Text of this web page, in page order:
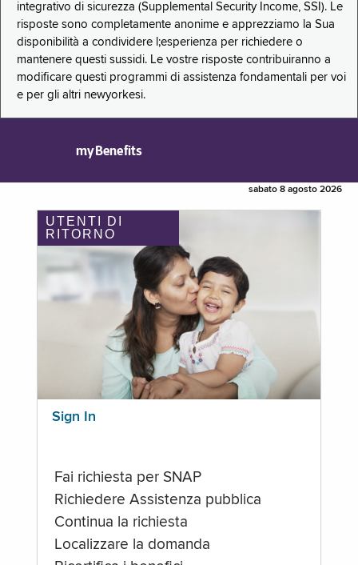
integrativo di sicurezza (Supplemental Security Income, SSI). Le
risposte sono completamente anonime e apprezziamo la Sua
disponibilità a condividere l;esperienza per richiedere o
mantenere questi sussidi. Le vostre risposte contribuiranno a
modificare questi programmi di assistenza fondamentali per voi
e per gli altri newyorkesi.
myBenefits
sabato 8 agosto 2026
UTENTI DI
RITORNO
Sign In
Fai richiesta per SNAP
Richiedere Assistenza pubblica
Continua la richiesta
Localizzare la domanda